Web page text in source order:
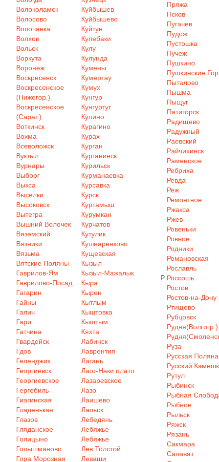
Волоколамск
Волосово
Волочанка
Волхов
Вольск
Воркута
Воронеж
Воскресенск
Воскресенское
(Нижегор.)
Воскресенское
(Сарат.)
Воткинск
Вохма
Всеволожск
Вуктыл
Вурнары
Выборг
Выкса
Выселки
Высоковск
Вытегра
Вышний Волочек
Вяземский
Вязники
Вязьма
Вятские Поляны
Гаврилов-Ям
Гаврилово-Посад
Гагарин
Гайны
Галич
Гари
Гатчина
Гвардейск
Гдов
Геленджик
Георгиевск
Георгиевское
Гергебиль
Гиагинская
Гладенькая
Глазов
Гляданское
Голицыно
Голышманово
Гора Морозная
Куйбышев
Куйбышево
Куйтун
Кулебаки
Кулу
Кулунда
Кумены
Кумертау
Кумух
Кунгур
Кунгуртуг
Купино
Курагино
Курах
Курган
Курганинск
Курильск
Курманаевка
Курсавка
Курск
Куртамыш
Курумкан
Курчатов
Кутулик
Кушнаренково
Кущевская
Кызыл
Кызыл-Мажалык
Кыра
Кырен
Кытлым
Кыштовка
Кыштым
Кяхта
Лабинск
Лаврентия
Лагань
Лаго-Наки плато
Лазаревское
Лазо
Лаишево
Лальск
Лебедянь
Лебяжье
Лебяжье
Лев Толстой
Леваши
Пряжа
Псков
Пугачев
Пудож
Пустошка
Пучеж
Пушкино
Пушкинские
Пыталово
Пышма
Пыщуг
Пятигорск
Р
Радищево
Радужный
Раевский
Райчихинск
Раменское
Ребриха
Ревда
Реж
Ремонтное
Ржакса
Ржев
Ровеньки
Ровное
Родники
Романовская
Рославль
Россошь
Ростов
Ростов-на-Дону
Ртищево
Рубцовск
Рудня(Волгогр.)
Руза
Русская Поляна
Русский
Рутул
Рыбинск
Рыбная
Рыбное
Рыльск
Ряжск
Рязань
Сакмара
Салават